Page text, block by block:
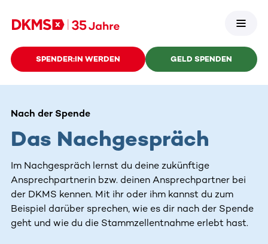
SPENDER:IN WERDEN GELD SPENDEN
Nach der Spende
Das Nachgespräch
Im Nachgespräch lernst du deine zukünftige
Ansprechpartnerin bzw. deinen Ansprechpartner bei
der DKMS kennen. Mit ihr oder ihm kannst du zum
Beispiel darüber sprechen, wie es dir nach der Spende
geht und wie du die Stammzellentnahme erlebt hast.